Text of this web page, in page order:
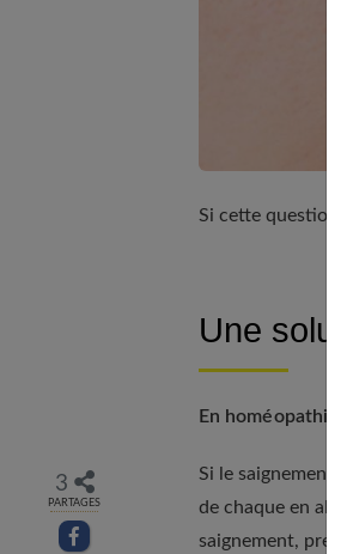
3
PARTAGES
Partager sur facebook
Si cette question
Une
En homéopathie :
Si le saignement
de chaque en
saignement,